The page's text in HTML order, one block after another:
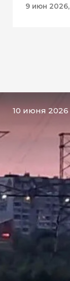
9 июн 2026,
10 июня 2026